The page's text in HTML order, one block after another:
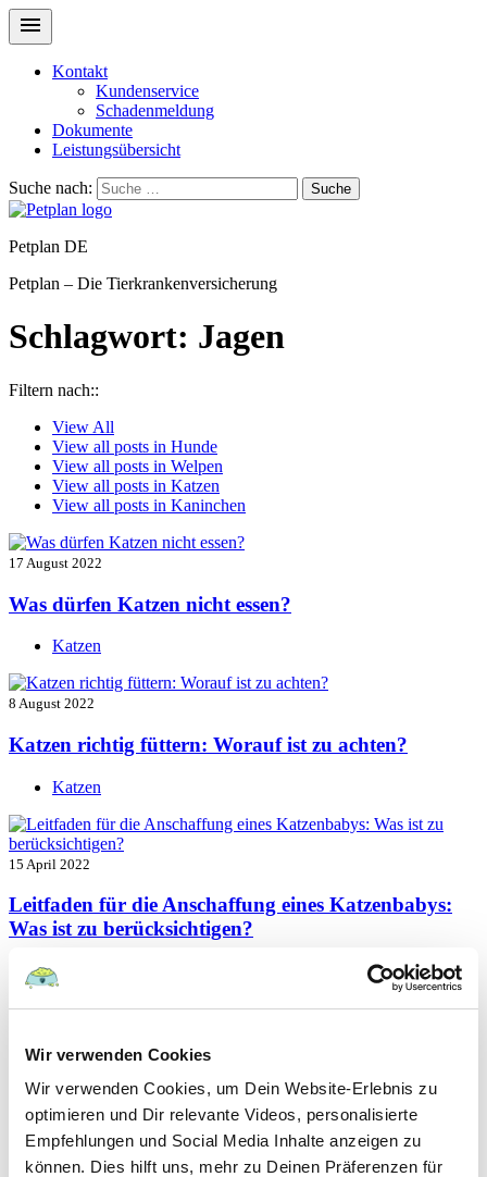
Wir verwenden Cookies
Wir verwenden Cookies, um Dein Website-Erlebnis zu
optimieren und Dir relevante Videos, personalisierte
Empfehlungen und Social Media Inhalte anzeigen zu
können. Dies hilft uns, mehr zu Deinen Präferenzen für
Kontakt
Kundenservice
Schadenmeldung
Dokumente
Leistungsübersicht
Suche nach: Suche
Petplan DE
Petplan – Die Tierkrankenversicherung
Schlagwort: Jagen
Filtern nach::
View All
View all posts in Hunde
View all posts in Welpen
View all posts in Katzen
View all posts in Kaninchen
17 August 2022
Was dürfen Katzen nicht essen?
Katzen
8 August 2022
Katzen richtig füttern: Worauf ist zu achten?
Katzen
15 April 2022
Leitfaden für die Anschaffung eines Katzenbabys:
Was ist zu berücksichtigen?
Katzen
Hunde
Katzen
Tierkrankheiten